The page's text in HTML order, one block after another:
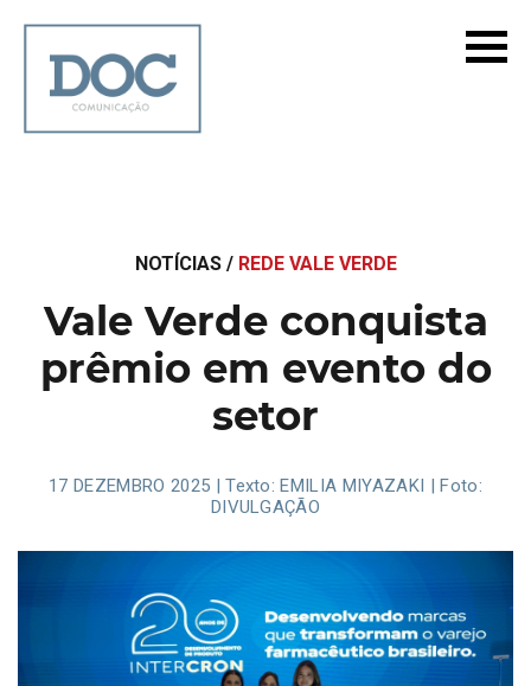
NOTÍCIAS / REDE VALE VERDE
Vale Verde conquista
prêmio em evento do
setor
17 DEZEMBRO 2025 | Texto: EMILIA MIYAZAKI | Foto:
DIVULGAÇÃO